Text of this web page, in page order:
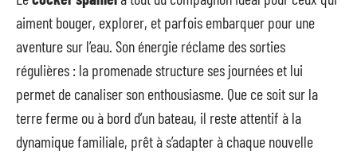
aiment bouger, explorer, et parfois embarquer pour une
aventure sur l’eau. Son énergie réclame des sorties
régulières : la promenade structure ses journées et lui
permet de canaliser son enthousiasme. Que ce soit sur la
terre ferme ou à bord d’un bateau, il reste attentif à la
dynamique familiale, prêt à s’adapter à chaque nouvelle